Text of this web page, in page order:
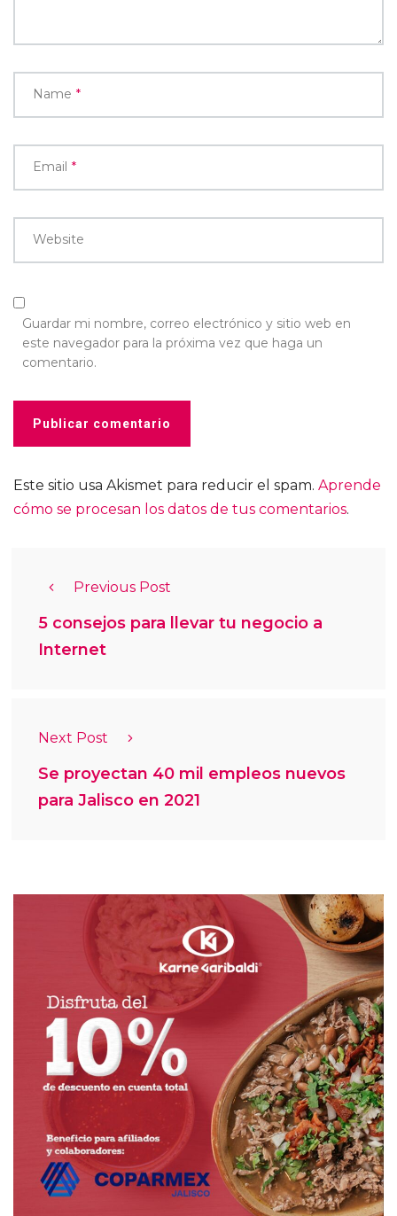
Name *
Email *
Website
Guardar mi nombre, correo electrónico y sitio web en
este navegador para la próxima vez que haga un
comentario.
Este sitio usa Akismet para reducir el spam. Aprende
cómo se procesan los datos de tus comentarios.
Previous Post
5 consejos para llevar tu negocio a
Internet
Next Post
Se proyectan 40 mil empleos nuevos
para Jalisco en 2021